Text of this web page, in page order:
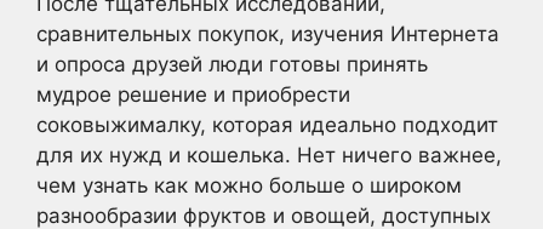
сравнительных покупок, изучения Интернета
и опроса друзей люди готовы принять
мудрое решение и приобрести
соковыжималку, которая идеально подходит
для их нужд и кошелька. Нет ничего важнее,
чем узнать как можно больше о широком
разнообразии фруктов и овощей, доступных